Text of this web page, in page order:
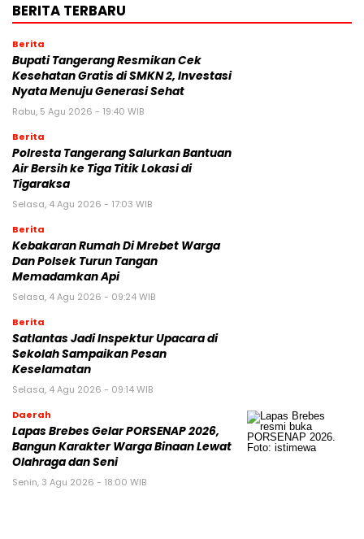
BERITA TERBARU
Berita
‎Bupati Tangerang Resmikan Cek
Kesehatan Gratis di SMKN 2, Investasi
Nyata Menuju Generasi Sehat
Rabu, 5 Agu 2026 - 19:40 WIB
Berita
Polresta Tangerang Salurkan Bantuan
Air Bersih ke Tiga Titik Lokasi di
Tigaraksa
Selasa, 4 Agu 2026 - 17:03 WIB
Berita
Kebakaran Rumah Di Mrebet Warga
Dan Polsek Turun Tangan
Memadamkan Api
Selasa, 4 Agu 2026 - 09:24 WIB
Berita
Satlantas Jadi Inspektur Upacara di
Sekolah Sampaikan Pesan
Keselamatan
Selasa, 4 Agu 2026 - 09:14 WIB
Daerah
Lapas Brebes Gelar PORSENAP 2026,
Bangun Karakter Warga Binaan Lewat
Olahraga dan Seni
Senin, 3 Agu 2026 - 18:00 WIB